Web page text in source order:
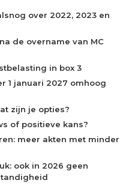
over 2022, 2023 en
de overname van MC
in box 3
1 januari 2027 omhoog
zijn je opties?
of positieve kans?
meer akten met minder
ook in 2026 geen